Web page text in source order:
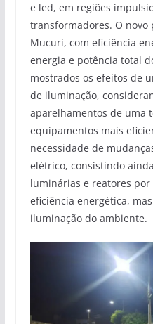
e led, em regiões
transformadores. O
Mucuri, com eficiência
energia e potência total
mostrados os efeitos de
de iluminação,
aparelhamentos de uma
equipamentos mais
necessidade de
elétrico, consistindo
luminárias e reatores
eficiência energética,
iluminação do ambiente.